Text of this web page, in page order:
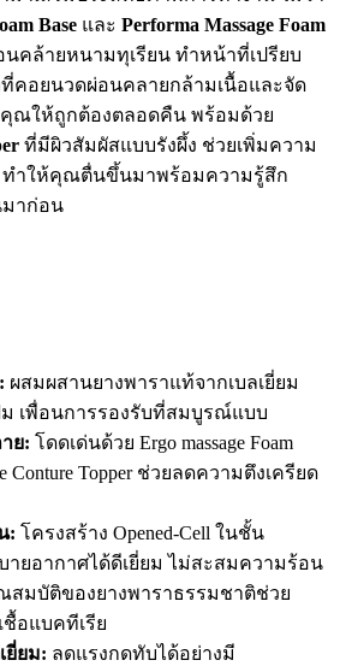
Base และ Performa Massage Foam
คล้ายหนามทุเรียน ทำหน้าที่เปรียบ
คอยนวดผ่อนคลายกล้ามเนื้อและจัด
ณให้ถูกต้องตลอดคืน พร้อมด้วย
ที่มีผิวสัมผัสแบบรังผึ้ง ช่วยเพิ่มความ
ทำให้คุณตื่นขึ้นมาพร้อมความรู้สึก
มาก่อน
ผสมผสานยางพาราแท้จากเบลเยี่ยม
เพื่อนการรองรับที่สมบูรณ์แบบ
ย: โดดเด่นด้วย Ergo massage Foam
Conture Topper ช่วยลดความตึงเครียด
: โครงสร้าง Opened-Cell ในชั้น
ายอากาศได้ดีเยี่ยม ไม่สะสมความร้อน
สมบัติของยางพาราธรรมชาติช่วย
อแบคทีเรีย
ยี่ยม: ลดแรงกดทับได้อย่างมี